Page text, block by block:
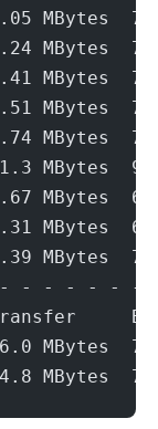
9.05
9.24
9.41
8.51
8.74
11.3
7.67
8.31
8.39
- - - - - -
MBytes
MBytes